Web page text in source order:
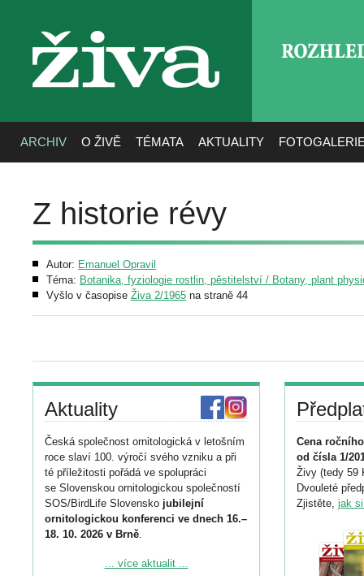
živa
ARCHIV O ŽIVĚ TÉMATA AKTUALITY
Z historie révy
Autor: Emanuel Opravil
Téma: Botanika, fyziologie rostlin, pěstitelství / Botany, plant
Vyšlo v časopise Živa 2/1965 na straně 44
Aktuality
Česká společnost ornitologická v letošním
roce slaví 100. výročí svého vzniku a při
té příležitosti pořádá ve spolupráci
se Slovenskou ornitologickou společností
SOS/BirdLife Slovensko jubilejní
ornitologickou konferenci ve dnech 16.–
18. 10. 2026 v Brně.
Podrobnější informace ke konferenci
... více aktualit ...
Cena
od čísla 1/
Živy (tedy 59
Dvouleté
Zjistěte, jak